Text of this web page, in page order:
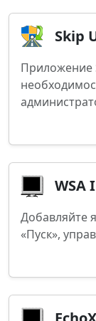
Skip
Приложение
WSA
Добавляйте
«Пуск»,